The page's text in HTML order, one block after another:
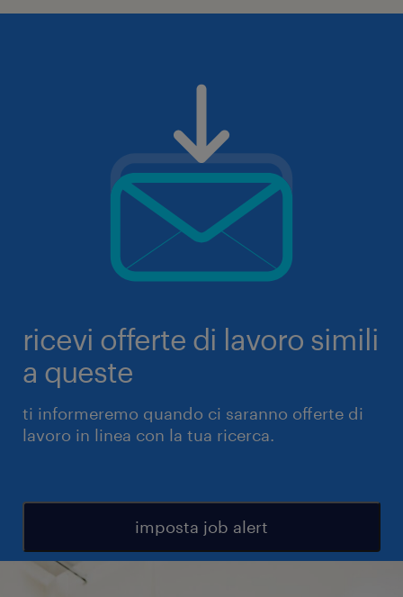
ricevi offerte di lavoro simili
a queste
ti informeremo quando ci saranno offerte di
lavoro in linea con la tua ricerca.
imposta job alert